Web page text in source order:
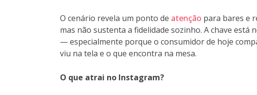
O cenário revela um ponto de atenção para bares e
mas não sustenta a fidelidade sozinho. A chave
— especialmente porque o consumidor de hoje
viu na tela e o que encontra na mesa.
O que atrai no Instagram?